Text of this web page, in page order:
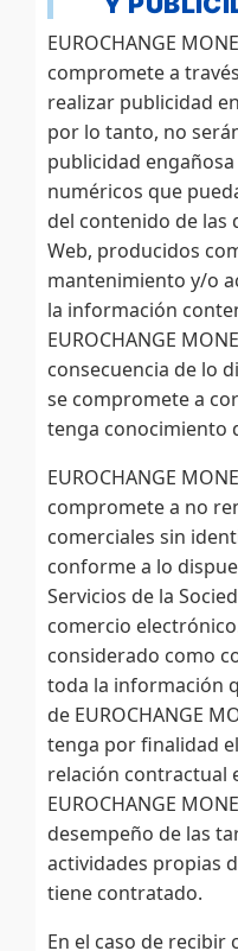
EUROCHANGE
compromete a
realizar publicidad
por lo tanto, no
publicidad
numéricos que
del contenido de las
Web, producidos
mantenimiento y/o
la información
EUROCHANGE
consecuencia de lo
se compromete a
tenga conocimiento
EUROCHANGE
compromete a no
comerciales sin
conforme a lo
Servicios de la
comercio
considerado como
toda la información
de EUROCHANGE
tenga por finalidad
relación contractual
EUROCHANGE
desempeño de las
actividades propias
tiene contratado.
En el caso de recibir